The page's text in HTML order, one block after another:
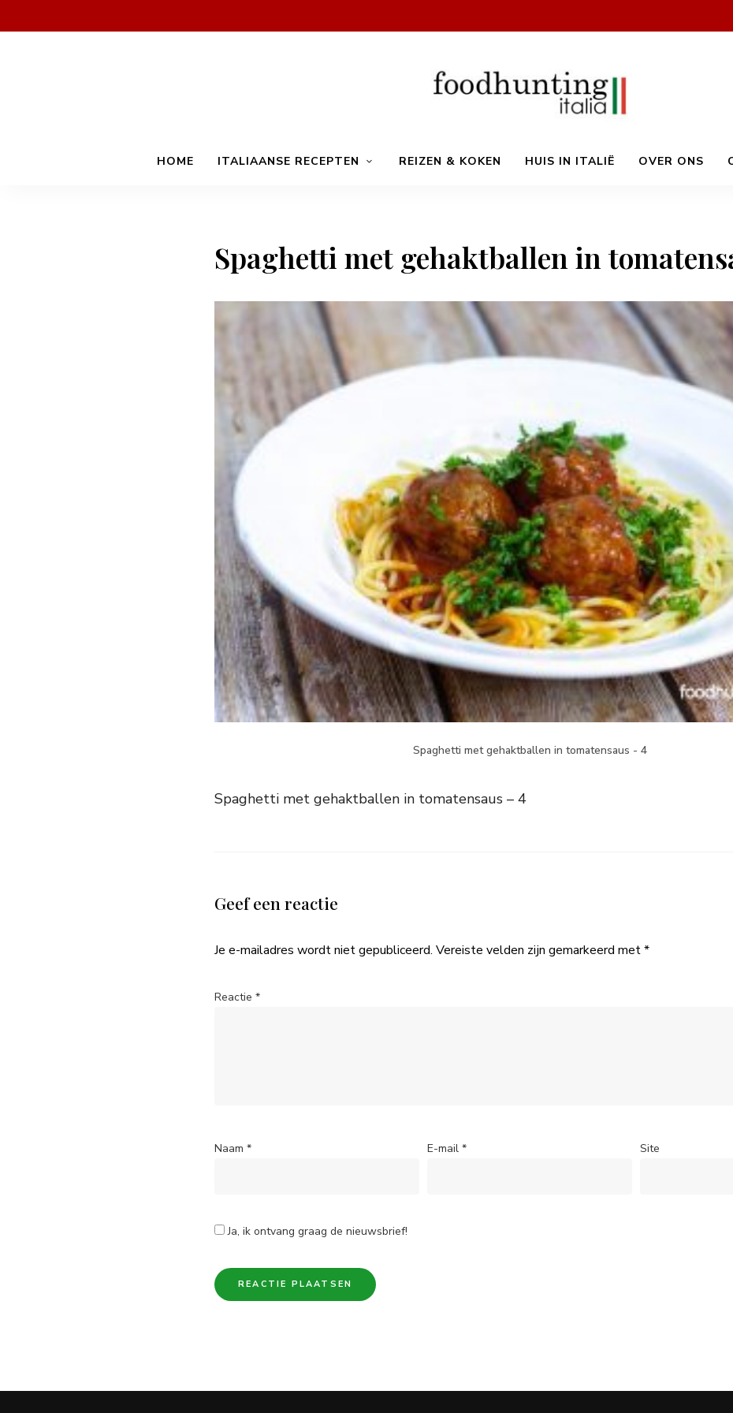
Foodhunting
jacht
naar
beste
Italiaanse
recepten
HOME ITALIAANSE RECEPTEN REIZEN & KOKEN HUIS IN ITALIË OVER ONS
Spaghetti met gehaktballen in
Spaghetti met gehaktballen in tomatensaus - 4
Spaghetti met gehaktballen in tomatensaus – 4
Geef een reactie
Je e-mailadres wordt niet gepubliceerd. Vereiste velden zijn gemarkeerd met*
Reactie *
Naam * E-mail * Site
Ja, ik ontvang graag de nieuwsbrief!